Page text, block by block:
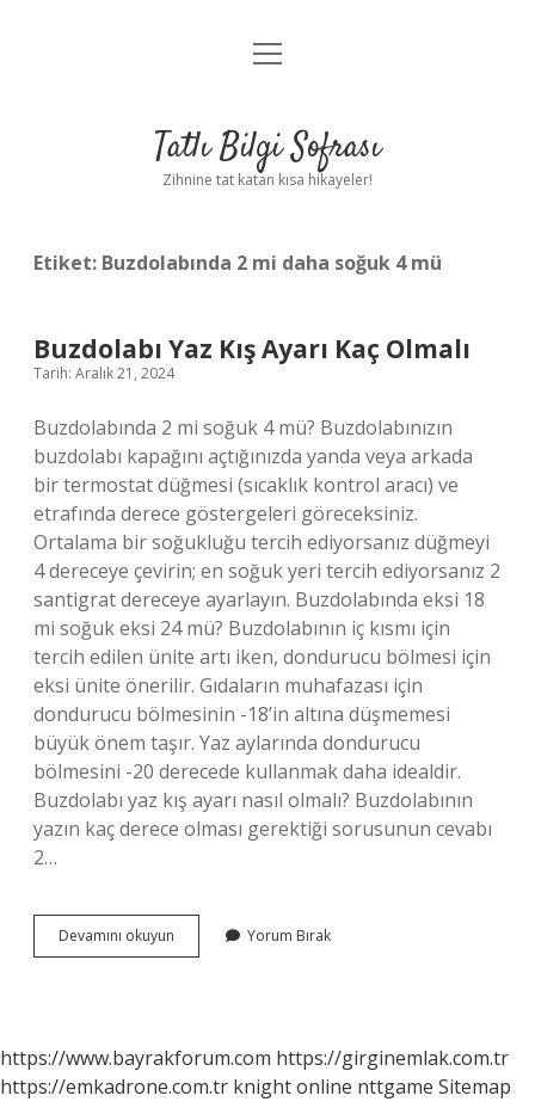
Anasayfa
Yasal Uyarı
menüyü
Tatlı Bilgi Sofrası
Zihnine tat katan kısa hikayeler!
Etiket: Buzdolabında 2 mi daha soğuk 4 mü
Buzdolabı Yaz Kış Ayarı Kaç Olmalı
Tarih: Aralık 21, 2024
Buzdolabında 2 mi soğuk 4 mü? Buzdolabınızın
buzdolabı kapağını açtığınızda yanda veya arkada
bir termostat düğmesi (sıcaklık kontrol aracı) ve
etrafında derece göstergeleri göreceksiniz.
Ortalama bir soğukluğu tercih ediyorsanız düğmeyi
4 dereceye çevirin; en soğuk yeri tercih ediyorsanız 2
santigrat dereceye ayarlayın. Buzdolabında eksi 18
mi soğuk eksi 24 mü? Buzdolabının iç kısmı için
tercih edilen ünite artı iken, dondurucu bölmesi için
eksi ünite önerilir. Gıdaların muhafazası için
dondurucu bölmesinin -18’in altına düşmemesi
büyük önem taşır. Yaz aylarında dondurucu
bölmesini -20 derecede kullanmak daha idealdir.
Buzdolabı yaz kış ayarı nasıl olmalı? Buzdolabının
yazın kaç derece olması gerektiği sorusunun cevabı
2…
Devamını okuyun Buzdolabı
Yaz
Yorum Bırak
https://www.bayrakforum.com https://girginemlak.com.tr
https://emkadrone.com.tr knight online nttgame Sitemap